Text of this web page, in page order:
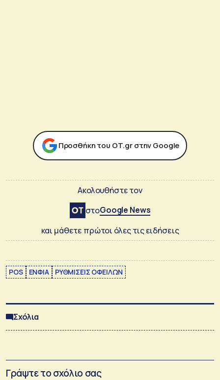
Προσθήκη του ΟΤ.gr στην Google
Ακολουθήστε τον
στοGoogle News
και μάθετε πρώτοι όλες τις ειδήσεις
POS ΕΝΦΙΑ ΡΥΘΜΙΣΕΙΣ ΟΦΕΙΛΩΝ
Σχόλια
Γράψτε το σχόλιο σας